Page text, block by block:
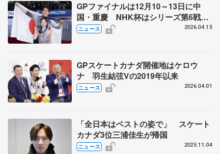
GPファイナルは12月10～13日に中
国・重慶 NHK杯はシリーズ第6戦、
11月27～29日に東京 2026～27年シ
ニュース 2026.04.15
GPスケートカナダ開催地はケロウ
ナ 羽生結弦Vの2019年以来
ニュース 2026.04.01
「全日本はベストの姿で」 スケート
カナダ3位三浦佳生が帰国
ニュース 2025.11.04